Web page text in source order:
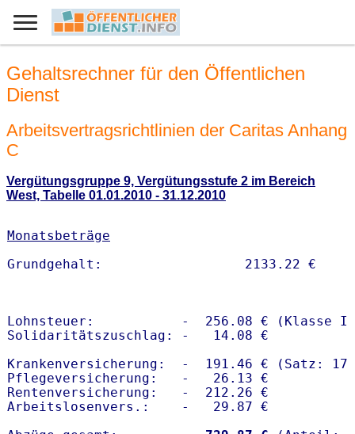
Gehaltsrechner für den Öffentlichen
Dienst
Arbeitsvertragsrichtlinien der Caritas Anhang
C
Vergütungsgruppe 9, Vergütungsstufe 2 im Bereich
West, Tabelle 01.01.2010 - 31.12.2010
Monatsbeträge
Lohnsteuer:           -  256.08 € (Klasse I)
Solidaritätszuschlag: -   14.08 €
Krankenversicherung:  -  191.46 € (Satz:
Pflegeversicherung:   -   26.13 €
Rentenversicherung:   -  212.26 €
Arbeitslosenvers.:    -   29.87 €